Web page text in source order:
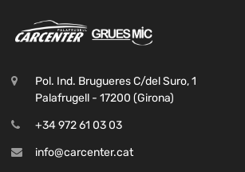
Pol. Ind. Brugueres C/del Suro, 1
Palafrugell - 17200 (Girona)
+34 972 61 03 03
info@carcenter.cat